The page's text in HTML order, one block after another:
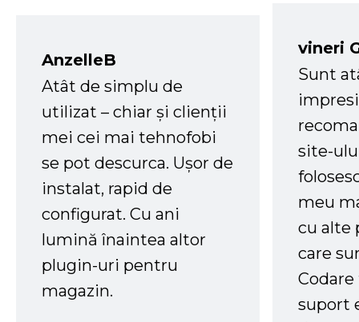
AnzelleB
Atât de simplu de
utilizat – chiar și clienții
mei cei mai tehnofobi
se pot descurca. Ușor de
instalat, rapid de
configurat. Cu ani
lumină înaintea altor
plugin-uri pentru
magazin.
vineri
Sunt
site-
meu
cu alte
care
suport